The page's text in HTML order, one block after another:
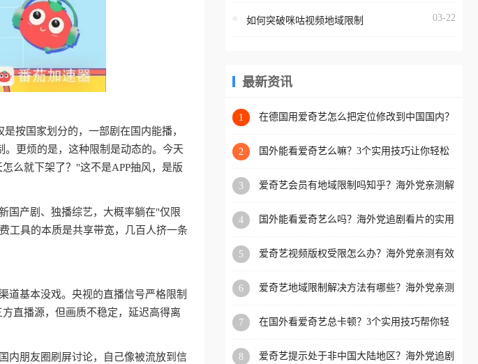
按国家划分的，一部剧在国内能播，
更烦的是，这种限制是动态的。今天
么就下架了？"这不是APP抽风，是版
国产剧、独播综艺，大概率躺在"仅限
工具的本质是共享带宽，几百人挤一条
道基本没戏。央视的直播信号严格限制
直播源，但画质不稳定，延迟高得离
内朋友圈刷屏讨论，自己像被流放到信
区工作、留学、定居等，都
权限制所困扰。
区时，网易云音乐也会像其
回国加速器，即可解决「海
版权限制」的问题，无论人
国、加拿大、澳大利亚、欧
学、定居等，都可以使用，
扰。
如何突破咪咕视频地域限制 03-22
最新资讯
1
在德国用爱奇艺怎么把定位修改到中国国内？
2
国外能看爱奇艺么嘛？3个实用技巧让你轻松
3
爱奇艺会员有地域限制吗知乎？海外党亲测解
4
国外能看爱奇艺么吗？海外党追剧看片的实用
5
爱奇艺视频版权受限怎么办？海外党亲测有效
6
爱奇艺地域限制解决方法有哪些？海外党亲测
7
在国外看爱奇艺总卡顿？3个实用技巧帮你轻
8
爱奇艺提示处于非中国大陆地区？海外党追剧